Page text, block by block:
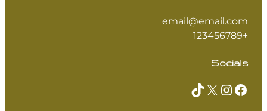
email@email.com
+123456789
Socials
Facebook
Instagram
X
TikTok